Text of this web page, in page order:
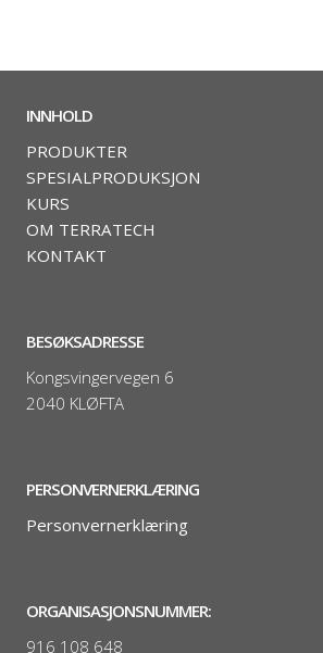
INNHOLD
PRODUKTER
SPESIALPRODUKSJON
KURS
OM TERRATECH
KONTAKT
BESØKSADRESSE
Kongsvingervegen 6
2040 KLØFTA
PERSONVERNERKLÆRING
Personvernerklæring
ORGANISASJONSNUMMER:
916 108 648